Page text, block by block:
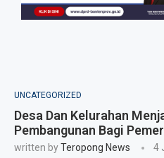
UNCATEGORIZED
Desa Dan Kelurahan
Pembangunan Bagi
written byTeropong News 4